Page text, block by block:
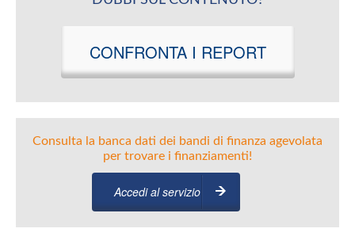
CONFRONTA I REPORT
Consulta la banca dati dei bandi di finanza agevolata
per trovare i finanziamenti!
Accedi al servizio